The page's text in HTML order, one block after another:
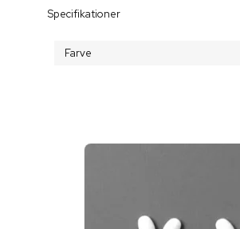
Specifikationer
Farve